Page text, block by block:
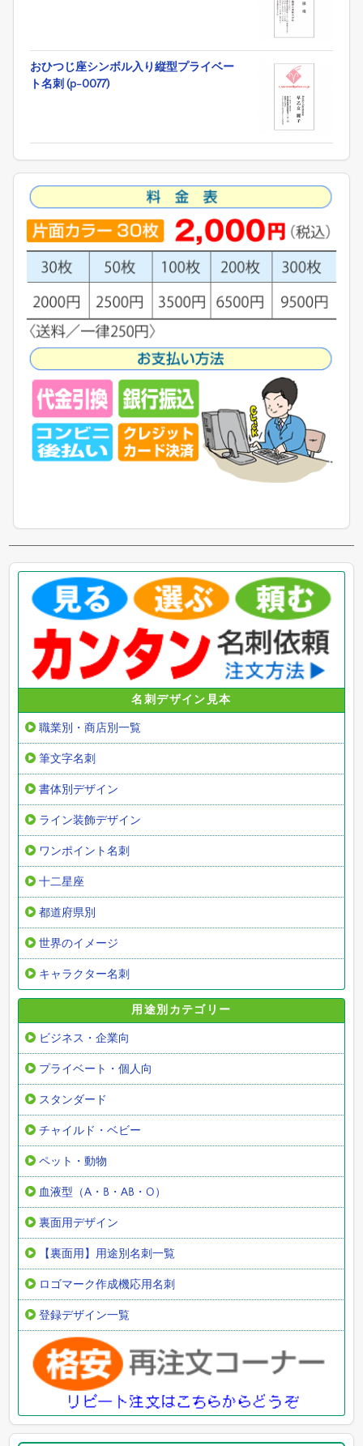
おひつじ座シンボル入り縦型プライベー
ト名刺 (p-0077)
名刺デザイン見本
職業別・商店別一覧
筆文字名刺
書体別デザイン
ライン装飾デザイン
ワンポイント名刺
十二星座
都道府県別
世界のイメージ
キャラクター名刺
用途別カテゴリー
ビジネス・企業向
プライベート・個人向
スタンダード
チャイルド・ベビー
ペット・動物
血液型（A・B・AB・O）
裏面用デザイン
【裏面用】用途別名刺一覧
ロゴマーク作成機応用名刺
登録デザイン一覧